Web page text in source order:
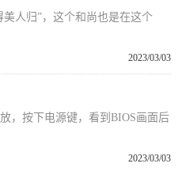
人归”，这个和尚也是在这个
2023/03/03
，按下电源键，看到BIOS画面后
2023/03/03